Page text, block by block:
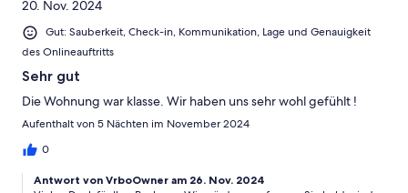
20. Nov. 2024
Gut: Sauberkeit, Check-in, Kommunikation, Lage und Genauigkeit
des Onlineauftritts
Sehr gut
Die Wohnung war klasse. Wir haben uns sehr wohl gefühlt !
Aufenthalt von 5 Nächten im November 2024
0
Antwort von VrboOwner am 26. Nov. 2024